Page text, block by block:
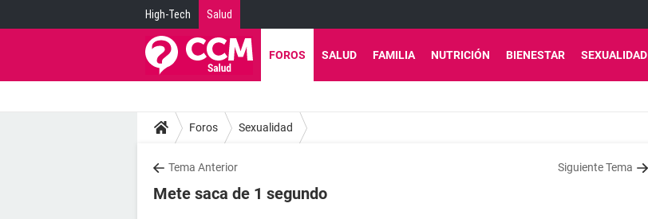
High-Tech Salud
FOROS SALUD FAMILIA NUTRICIÓN BIENESTAR SEXUALIDAD
Foros Sexualidad
Tema Anterior Siguiente Tema
Mete saca de 1 segundo